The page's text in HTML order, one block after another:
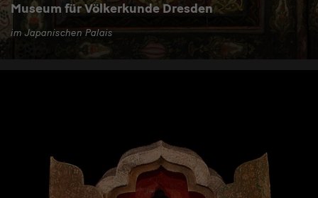
Museum für Völkerkunde Dresden
im Japanischen Palais